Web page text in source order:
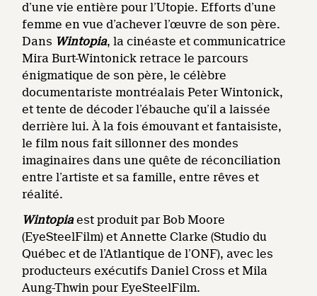
d’une vie entière pour l’Utopie. Efforts d’une
femme en vue d’achever l’œuvre de son père.
Dans Wintopia, la cinéaste et communicatrice
Mira Burt-Wintonick retrace le parcours
énigmatique de son père, le célèbre
documentariste montréalais Peter Wintonick,
et tente de décoder l’ébauche qu’il a laissée
derrière lui. À la fois émouvant et fantaisiste,
le film nous fait sillonner des mondes
imaginaires dans une quête de réconciliation
entre l’artiste et sa famille, entre rêves et
réalité.
Wintopiaest produit par Bob Moore
(EyeSteelFilm) et Annette Clarke (Studio du
Québec et de l’Atlantique de l’ONF), avec les
producteurs exécutifs Daniel Cross et Mila
Aung-Thwin pour EyeSteelFilm.